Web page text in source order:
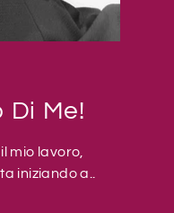
Di Me!
mio lavoro,
iniziando a..